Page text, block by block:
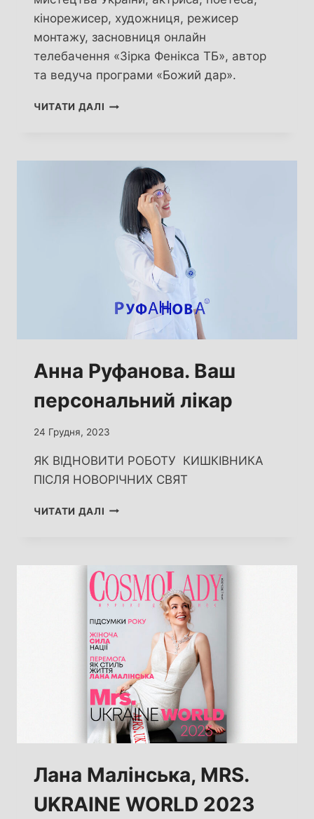
кінорежисер, художниця, режисер
монтажу, засновниця онлайн
телебачення «Зірка Фенікса ТБ», автор
та ведуча програми «Божий дар».
ЧИТАТИ ДАЛІ ЮЛІЯ
НЕЗЛАМНА
Анна Руфанова. Ваш
персональний лікар
24 Грудня, 2023
ЯК ВІДНОВИТИ РОБОТУ КИШКІВНИКА
ПІСЛЯ НОВОРІЧНИХ СВЯТ
ЧИТАТИ ДАЛІ АННА
Лана Малінська, MRS.
UKRAINE WORLD 2023